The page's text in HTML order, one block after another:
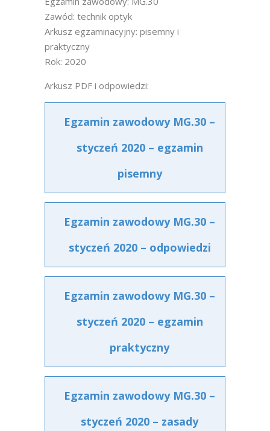
Zawód: technik optyk
Arkusz egzaminacyjny: pisemny i
praktyczny
Rok: 2020
Arkusz PDF i odpowiedzi:
Egzamin zawodowy MG.30 –
styczeń 2020 – egzamin
pisemny
Egzamin zawodowy MG.30 –
styczeń 2020 – odpowiedzi
Egzamin zawodowy MG.30 –
styczeń 2020 – egzamin
praktyczny
Egzamin zawodowy MG.30 –
styczeń 2020 – zasady